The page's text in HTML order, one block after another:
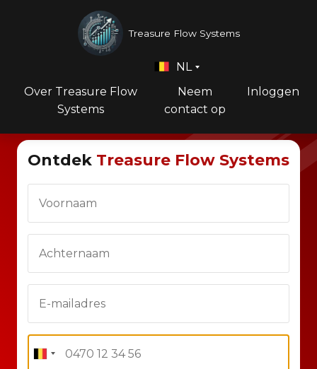
Treasure Flow Systems
Over Treasure Flow
Systems
Neem
contact op
Inloggen
NL
Ontdek Treasure Flow Systems